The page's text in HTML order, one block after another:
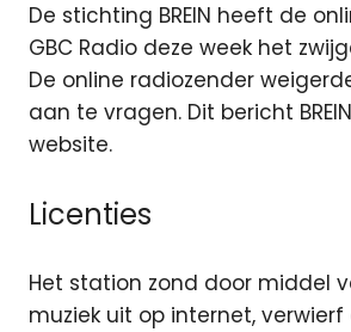
De stichting BREIN heeft de
GBC Radio deze week het
De online radiozender
aan te vragen. Dit bericht
website.
Licenties
Het station zond door middel
muziek uit op internet,